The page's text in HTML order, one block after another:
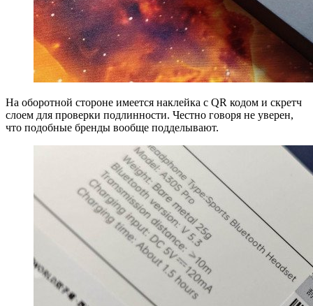
На оборотной стороне имеется наклейка с QR кодом и скретч
слоем для проверки подлинности. Честно говоря не уверен,
что подобные бренды вообще подделывают.